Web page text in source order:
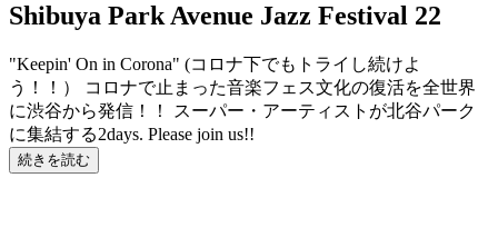
Shibuya Park Avenue Jazz Festival 22
"Keepin' On in Corona" (コロナ下でもトライし続けよ
う！！） コロナで止まった音楽フェス文化の復活を全世界
に渋谷から発信！！ スーパー・アーティストが北谷パーク
に集結する2days. Please join us!!
続きを読む